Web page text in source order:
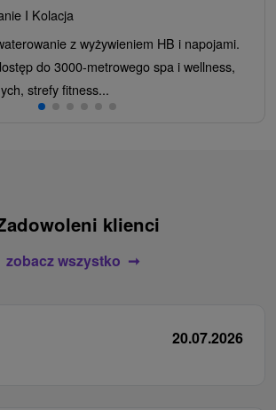
I Kolacja
z wyżywieniem HB i napojami.
do 3000-metrowego spa i wellness,
strefy fitness...
klienci
zobacz wszystko
20.07.2026